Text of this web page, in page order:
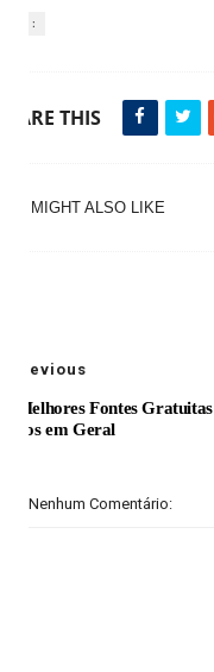
Tags :
THIS
MIGHT ALSO LIKE
Previous
Melhores Fontes
em Geral
Nenhum Comentário: